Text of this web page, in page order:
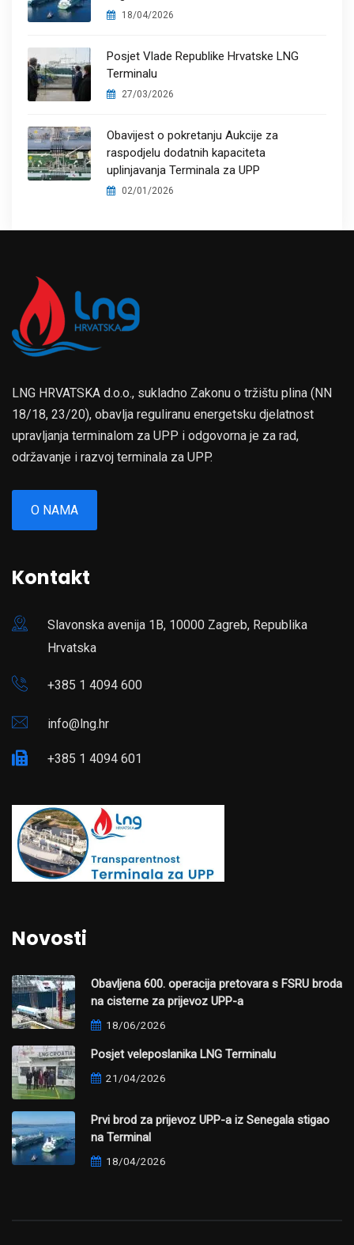
18/04/2026
Posjet Vlade Republike Hrvatske LNG
Terminalu
27/03/2026
Obavijest o pokretanju Aukcije za
raspodjelu dodatnih kapaciteta
uplinjavanja Terminala za UPP
02/01/2026
LNG HRVATSKA d.o.o., sukladno Zakonu o tržištu plina (NN
18/18, 23/20), obavlja reguliranu energetsku djelatnost
upravljanja terminalom za UPP i odgovorna je za rad,
održavanje i razvoj terminala za UPP.
O NAMA
Kontakt
Slavonska avenija 1B, 10000 Zagreb, Republika
Hrvatska
+385 1 4094 600
info@lng.hr
+385 1 4094 601
Novosti
Obavljena 600. operacija pretovara s FSRU broda
na cisterne za prijevoz UPP-a
18/06/2026
Posjet veleposlanika LNG Terminalu
21/04/2026
Prvi brod za prijevoz UPP-a iz Senegala stigao
na Terminal
18/04/2026